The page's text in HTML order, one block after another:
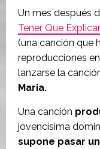
Un mes después
Tener Que
(una canción que
reproducciones
lanzarse la
Maria.
Una canción
jovencísima
supone pasar